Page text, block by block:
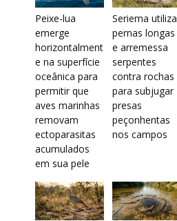
Peixe-lua
emerge
horizontalment
e na superfície
oceânica para
permitir que
aves marinhas
removam
ectoparasitas
acumulados
em sua pele
Seriema utiliza
pernas longas
e arremessa
serpentes
contra rochas
para subjugar
presas
peçonhentas
nos campos